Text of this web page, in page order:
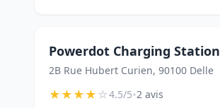
Powerdot Charging Station
2B Rue Hubert Curien, 90100 Delle
★★★★☆4.5/5•2 avis